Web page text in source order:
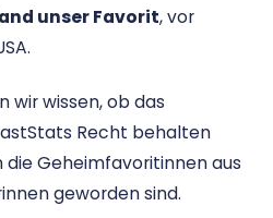
unser Favorit, vor
wir wissen, ob das
Recht behalten
Geheimfavoritinnen aus
geworden sind.